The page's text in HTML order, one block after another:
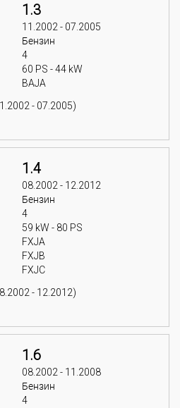
1.3
11.2002 - 07.2005
Бензин
4
60 PS - 44 kW
BAJA
- 07.2005)
1.4
08.2002 - 12.2012
Бензин
4
59 kW - 80 PS
FXJA
FXJB
FXJC
- 12.2012)
1.6
08.2002 - 11.2008
Бензин
4